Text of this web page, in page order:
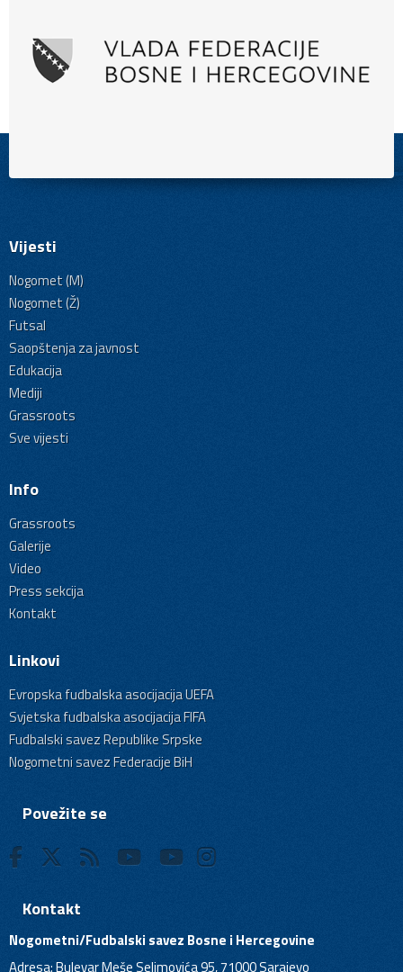
Vijesti
Nogomet (M)
Nogomet (Ž)
Futsal
Saopštenja za javnost
Edukacija
Mediji
Grassroots
Sve vijesti
Info
Grassroots
Galerije
Video
Press sekcija
Kontakt
Linkovi
Evropska fudbalska asocijacija UEFA
Svjetska fudbalska asocijacija FIFA
Fudbalski savez Republike Srpske
Nogometni savez Federacije BiH
Povežite se
Kontakt
Nogometni/Fudbalski savez Bosne i Hercegovine
Adresa: Bulevar Meše Selimovića 95, 71000 Sarajevo